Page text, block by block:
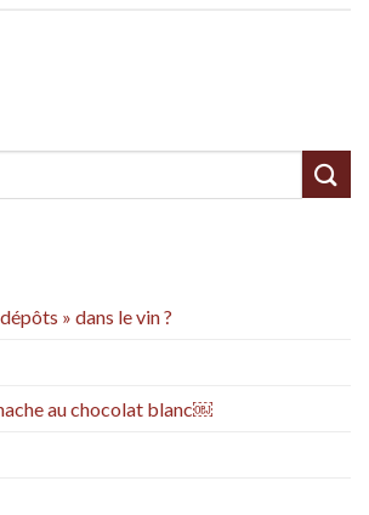
» dans le vin ?
au chocolat blanc￼